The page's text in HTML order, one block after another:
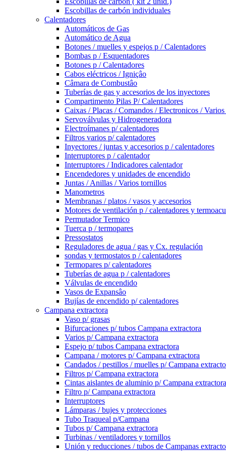
Escobillas de carbón individuales
Calentadores
Automáticos de Gas
Automático de Agua
Botones / muelles y espejos p / Calentadores
Bombas p / Esquentadores
Botones p / Calentadores
Cabos eléctricos / Igniçâo
Câmara de Combustâo
Tuberías de gas y accesorios de los inyectores
Compartimento Pilas P/ Calentadores
Caixas / Placas / Comandos / Electronicos /
Servoválvulas y Hidrogeneradora
Electroímanes p/ calentadores
Filtros varios p/ calentadores
Inyectores / juntas y accesorios p / calentadores
Interruptores p / calentador
Interruptores / Indicadores calentador
Encendedores y unidades de encendido
Juntas / Anillas / Varios tornillos
Manometros
Membranas / platos / vasos y accesorios
Motores de ventilación p / calentadores y
Permutador Termico
Tuerca p / termopares
Pressostatos
Reguladores de agua / gas y Cx. regulación
sondas y termostatos p / calentadores
Termopares p/ calentadores
Tuberías de agua p / calentadores
Válvulas de encendido
Vasos de Expansâo
Bujías de encendido p/ calentadores
Campana extractora
Vaso p/ grasas
Bifurcaciones p/ tubos Campana extractora
Varios p/ Campana extractora
Espejo p/ tubos Campana extractora
Campana / motores p/ Campana extractora
Candados / pestillos / muelles p/ Campana
Filtros p/ Campana extractora
Cintas aislantes de aluminio p/ Campana extractora
Filtro p/ Campana extractora
Interruptores
Lámparas / bujes y protecciones
Tubo Traqueal p/Campana
Tubos p/ Campana extractora
Turbinas / ventiladores y tornillos
Unión y reducciones / tubos de Campanas